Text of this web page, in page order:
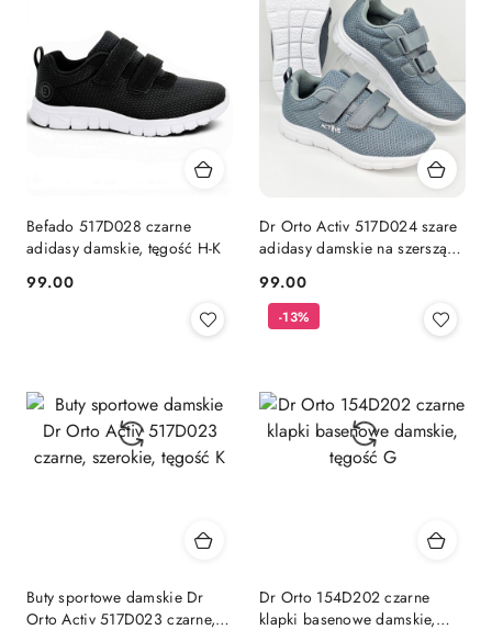
Befado 517D028 czarne
adidasy damskie, tęgość H-K
Cena:
99.00
Dr Orto Activ 517D024 szare
adidasy damskie na szerszą
Cena:
99.00
Buty sportowe damskie Dr
Orto Activ 517D023 czarne,
Dr Orto 154D202 czarne
klapki basenowe damskie,
-13%